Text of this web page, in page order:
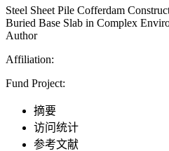
Steel Sheet Pile Cofferdam
Buried Base Slab in Complex
Author
Affiliation:
Fund Project:
摘要
访问统计
参考文献